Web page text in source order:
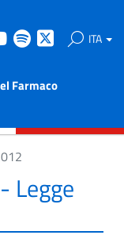
Youtube
Spotify ITA
Farmaco
Legge